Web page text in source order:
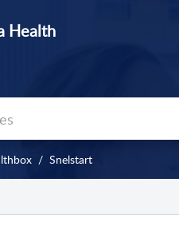
Health
Snelstart